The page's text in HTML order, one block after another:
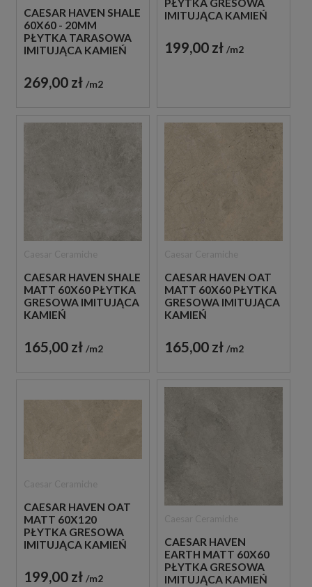
CAESAR HAVEN SHALE
60X60 - 20MM
PŁYTKA TARASOWA
IMITUJĄCA KAMIEŃ
269,00 zł m2
PŁYTKA GRESOWA
IMITUJĄCA KAMIEŃ
199,00 zł m2
CAESAR HAVEN SHALE
MATT 60X60 PŁYTKA
GRESOWA IMITUJĄCA
KAMIEŃ
165,00 zł m2
CAESAR HAVEN OAT
MATT 60X60 PŁYTKA
GRESOWA IMITUJĄCA
KAMIEŃ
165,00 zł m2
CAESAR HAVEN OAT
MATT 60X120
PŁYTKA GRESOWA
IMITUJĄCA KAMIEŃ
199,00 zł m2
CAESAR HAVEN
EARTH MATT 60X60
PŁYTKA GRESOWA
IMITUJĄCA KAMIEŃ